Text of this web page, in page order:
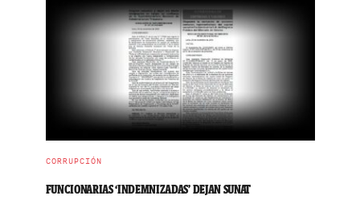
CORRUPCIÓN
FUNCIONARIAS ‘INDEMNIZADAS’ DEJAN SUNAT